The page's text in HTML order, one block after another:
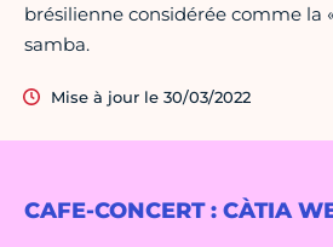
CAFE-CONCERT : CÀTIA
brésilienne considérée comme la
samba.
Mise à jour le 30/03/2022